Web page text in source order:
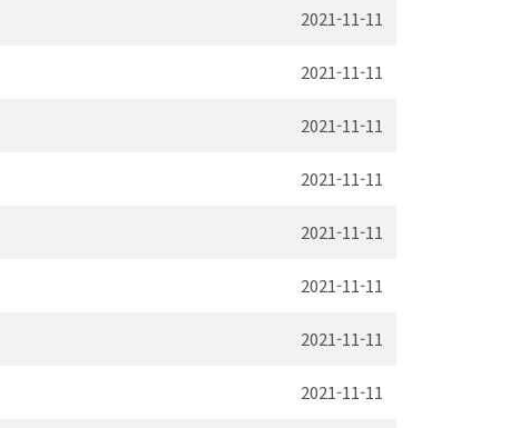
2021-11-11
2021-11-11
2021-11-11
2021-11-11
2021-11-11
2021-11-11
2021-11-11
2021-11-11